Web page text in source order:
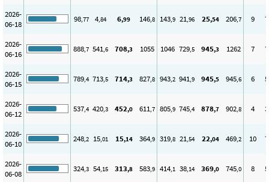
2026-
06-18
98,77 4,84 6,99 146,8 143,9 21,96 25,54 206,7 9 7
2026-
06-16
888,7 541,6 708,3 1055 1046 729,5 945,3 1262 7 7
2026-
06-15
789,4 713,5 714,3 827,8 943,2 941,9 945,5 945,6 6 5
2026-
06-12
537,4 420,3 452,0 611,7 805,9 745,4 878,7 902,8 4 3
2026-
06-10
248,2 15,01 15,14 364,9 319,8 21,54 22,04 469,2 10 7
2026-
06-08
324,3 54,15 313,8 583,9 414,1 38,14 369,0 745,0 8 5